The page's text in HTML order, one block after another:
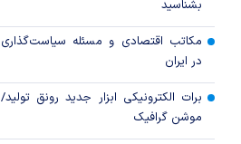
قیمت دلار و یورو مرکز مبادله ایران؛
امروز پنجشنبه ۱۵ مرداد ۱۴۰۵
سقوط ارزهای صادراتی در سیاهچاله
کارت‌های بازرگانی
بشناسید
مکاتب اقتصادی و مسئله سیاست‌گذاری
در ایران
برات الکترونیکی ابزار جدید رونق تولید/
موشن گرافیک